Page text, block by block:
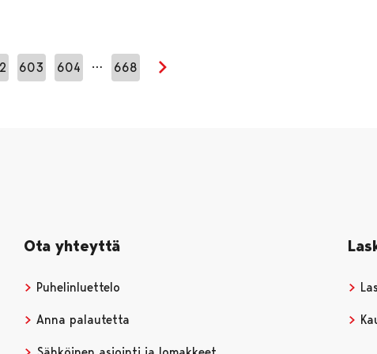
603 604 … 668
Ota yhteyttä
Puhelinluettelo
Anna palautetta